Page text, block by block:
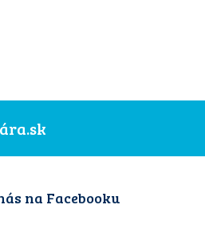
na Facebooku